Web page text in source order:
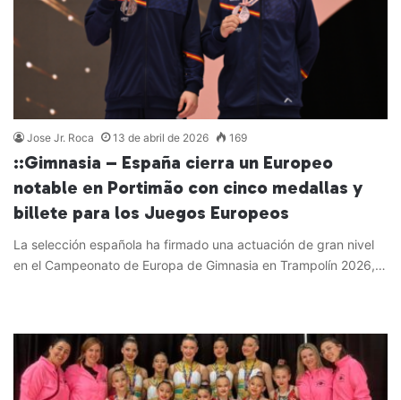
Jose Jr. Roca 13 de abril de 2026 169
::Gimnasia – España cierra un Europeo
notable en Portimão con cinco medallas y
billete para los Juegos Europeos
La selección española ha firmado una actuación de gran nivel
en el Campeonato de Europa de Gimnasia en Trampolín 2026,…